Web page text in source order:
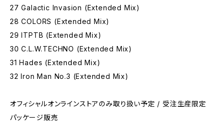
27 Galactic Invasion (Extended Mix)
28 COLORS (Extended Mix)
29 ITPTB (Extended Mix)
30 C.L.W.TECHNO (Extended Mix)
31 Hades (Extended Mix)
32 Iron Man No.3 (Extended Mix)
オフィシャルオンラインストアのみ取り扱い予定 / 受注生産限定
パッケージ販売